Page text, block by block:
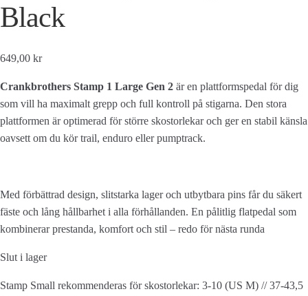
Black
649,00 kr
Crankbrothers Stamp 1 Large Gen 2 är en plattformspedal för dig
som vill ha maximalt grepp och full kontroll på stigarna. Den stora
plattformen är optimerad för större skostorlekar och ger en stabil känsla
oavsett om du kör trail, enduro eller pumptrack.
Med förbättrad design, slitstarka lager och utbytbara pins får du säkert
fäste och lång hållbarhet i alla förhållanden. En pålitlig flatpedal som
kombinerar prestanda, komfort och stil – redo för nästa runda
Slut i lager
Stamp Small rekommenderas för skostorlekar: 3-10 (US M) // 37-43,5